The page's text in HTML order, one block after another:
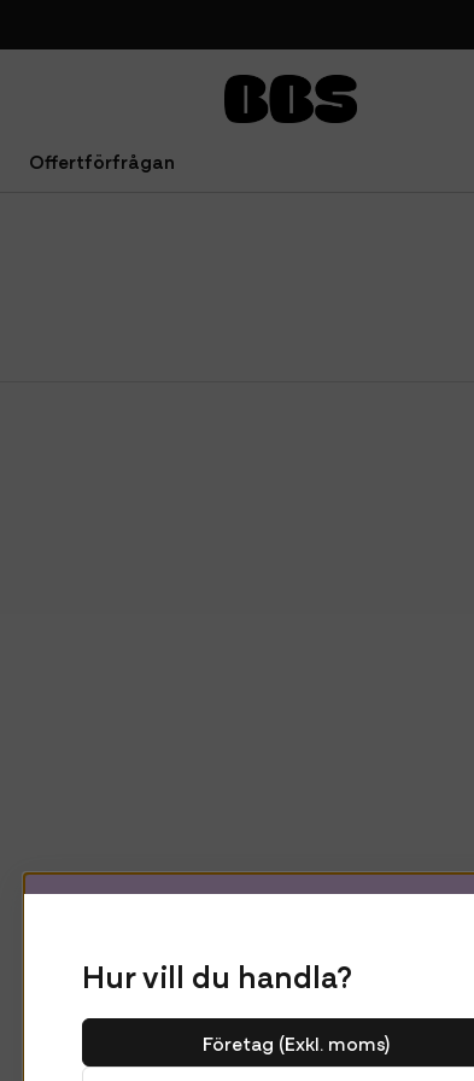
Offertförfrågan
Få 10% rabatt på ditt
första köp!
Ange din e-postadress nedan för att få en
Hur vill du handla?
Företag (Exkl. moms)